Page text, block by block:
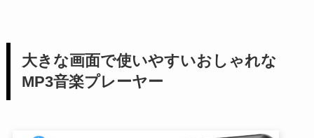
大きな画面で使いやすいおしゃれな
MP3音楽プレーヤー